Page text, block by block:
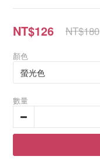
NT$126 NT$180
顏色
數量